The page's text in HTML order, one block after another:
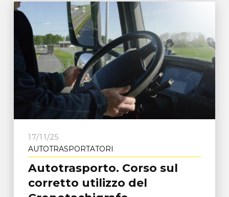
17/11/25
AUTOTRASPORTATORI
Autotrasporto. Corso sul
corretto utilizzo del